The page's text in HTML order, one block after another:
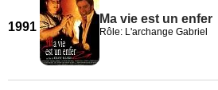
1991
Ma vie est un enfer
Rôle: L'archange Gabriel